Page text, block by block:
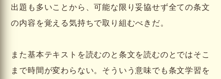
出題も多いことから、可能な限り妥協せず全ての条文
の内容を覚える気持ちで取り組むべきだ。
また基本テキストを読むのと条文を読むのとではそこ
まで時間が変わらない。そういう意味でも条文学習を